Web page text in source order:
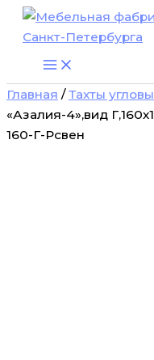
Перейти
Главная /Тахты
«Азалия-4»,вид
160-Г-Рсвен
Количество
товара
Тахта
"Азалия-4",вид
Г,160х190
сп.м,артикул
1980-
ТА-4-